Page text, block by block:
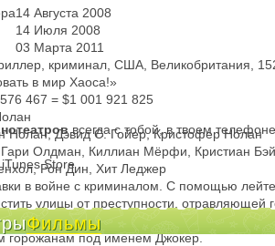
всегда с тобой, в твоем телефоне
Store
Фильмы
14 Августа 2008
14 Июля 2008
03 Марта 2011
криминал, США, Великобритания,
в мир Хаоса!»
467 = $1 001 921 825
Нолан, Дэвид С. Гойер, Кристофер Нолан
Олдман, Киллиан Мёрфи, Кристиан
Рон Дин, Хит Леджер
в войне с криминалом. С помощью
улицы от преступности, отравляющей
они обнаружат себя посреди хаоса,
горожанам под именем Джокер.